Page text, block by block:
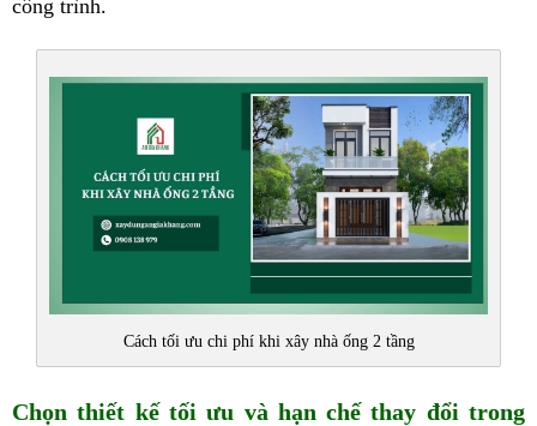
công trình.
Cách tối ưu chi phí khi xây nhà ống 2 tầng
Chọn thiết kế tối ưu và hạn chế thay đổi trong